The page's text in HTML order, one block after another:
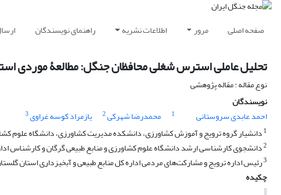
صفحه اصلی مرور اطلاعات نشریه راهنمای نویسندگان
تحلیل عاملی استرس شغلی محافظان جنگل: مطالعۀ موردی
نوع مقاله : مقاله پژوهشی
نویسندگان
احمد عابدی سروستانی
1 محمدرضا شهرکی2 یازمراد کوسه غراوی3
1 دانشیار گروه ترویج و آموزش کشاورزی، دانشکده مدیریت کشاورزی، دانشگاه علوم
2دانشجوی کارشناسی ارشد دانشگاه علوم کشاورزی و منابع طبیعی گرگان و کارشناس
3رئیس اداره ترویج و مشارکت‌های مردمی اداره کل منابع طبیعی و آبخیزداری استان
چکیده